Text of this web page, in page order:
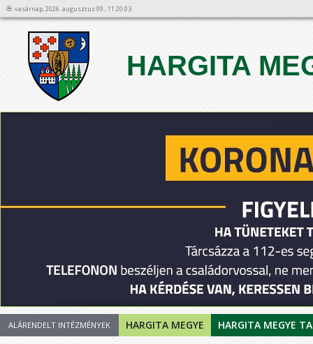
vasárnap, 2026. augusztus 09., 11:20:03
HARGITA
12
ALÁRENDELT INTÉZMÉNYEK HARGITA MEGYE HARGITA MEGYE